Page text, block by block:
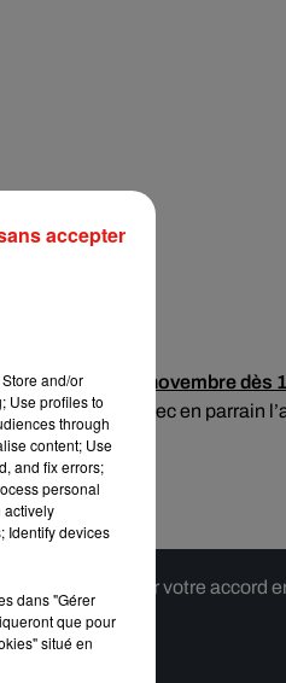
ce vendredi 17 novembre dès
artistiques, avec en parrain
de nous donner votre accord
and/or
Use profiles to
through
content; Use
and fix errors;
personal
actively
Identify devices
dans "Gérer
que pour
situé en
accepter